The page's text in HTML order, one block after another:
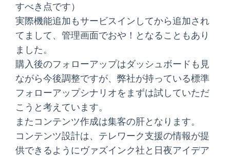
すべき点です）
実際機能追加もサービスインしてから追加され
てまして、管理画面でおや！となることもあり
ました。
購入後のフォローアップはダッシュボードも見
ながら今後調整ですが、弊社が持っている標準
フォローアップシナリオをまずは試していただ
こうと考えています。
またコンテンツ作成は集客の肝となります。
コンテンツ設計は、テレワーク支援の情報が提
供できるようにヴァズインク社と日夜アイデア